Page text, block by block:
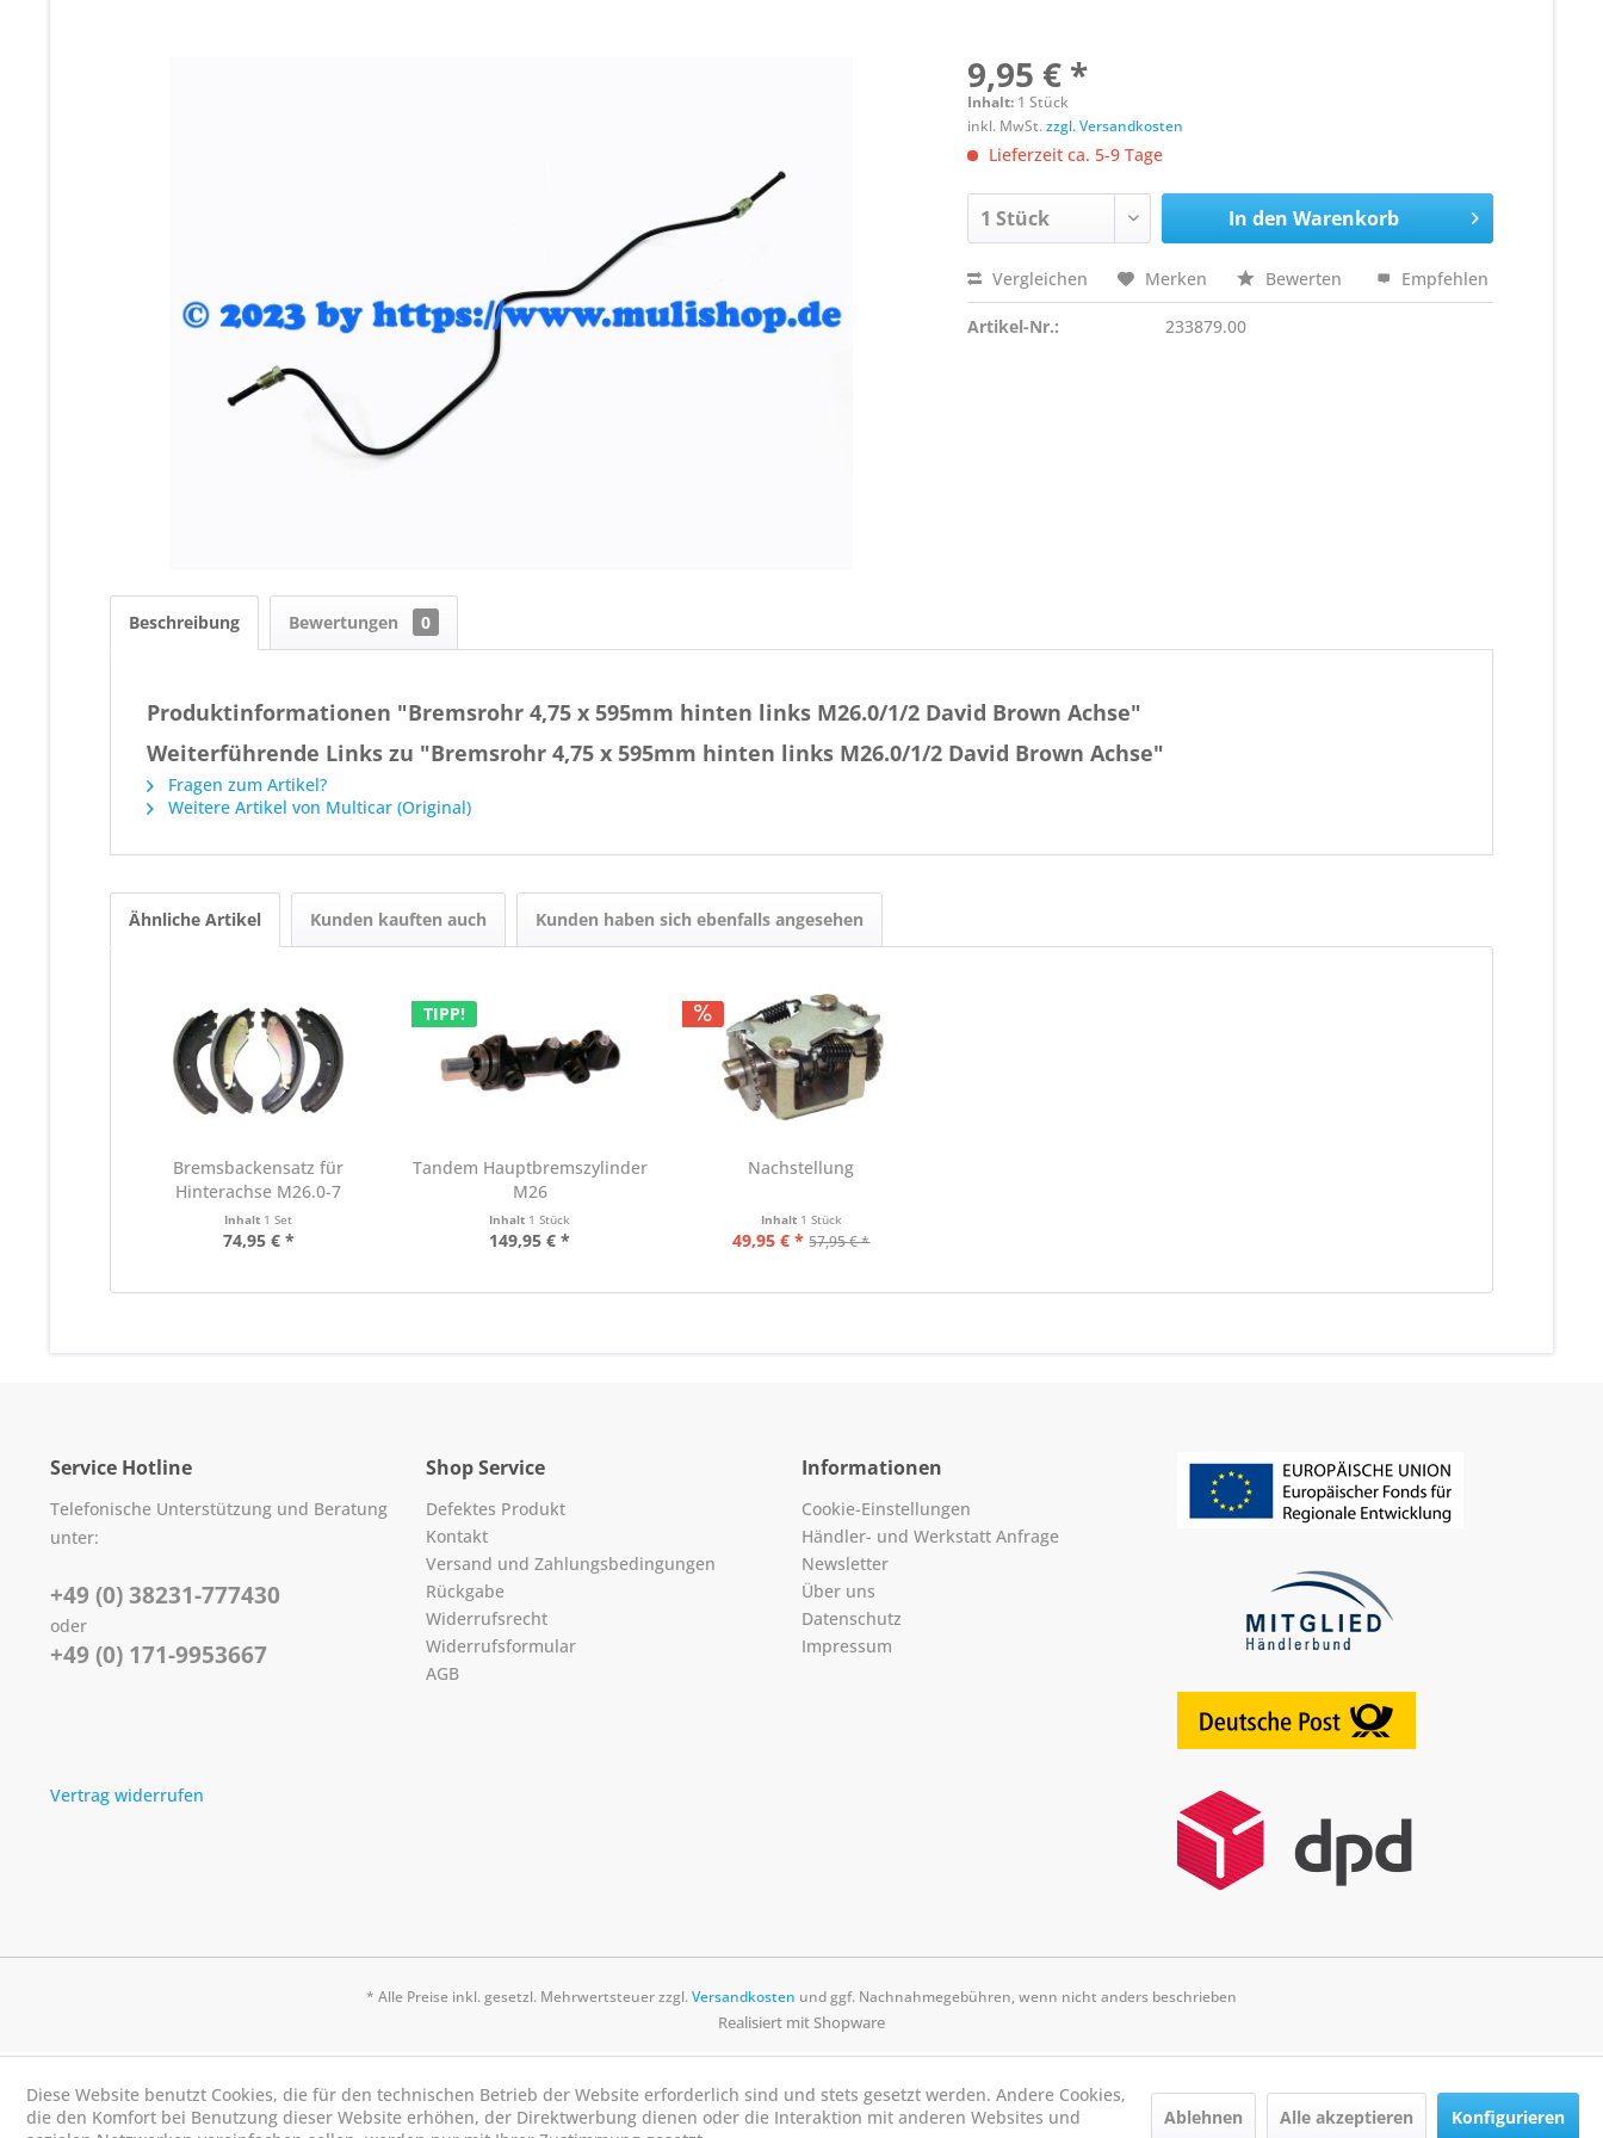
9,95 € *
Inhalt: 1 Stück
inkl. MwSt.zzgl. Versandkosten
Lieferzeit ca. 5-9 Tage
In den Warenkorb
Vergleichen Merken Bewerten Empfehlen
Artikel-Nr.: 233879.00
Beschreibung Bewertungen 0
Produktinformationen "Bremsrohr 4,75 x 595mm hinten links M26.0/1/2 David Brown Achse"
Weiterführende Links zu "Bremsrohr 4,75 x 595mm hinten links M26.0/1/2 David Brown Achse"
Fragen zum Artikel?
Weitere Artikel von Multicar (Original)
Ähnliche Artikel Kunden kauften auch Kunden haben sich ebenfalls angesehen
Bremsbackensatz für
Hinterachse M26.0-7
Inhalt 1 Set
74,95 € *
TIPP!
Tandem Hauptbremszylinder
M26
Inhalt 1 Stück
149,95 € *
Nachstellung
Inhalt 1 Stück
49,95 € * 57,95 € *
Service Hotline
Telefonische Unterstützung und Beratung
unter:
+49 (0) 38231-777430
oder
+49 (0) 171-9953667
Vertrag widerrufen
Shop Service
Defektes Produkt
Kontakt
Versand und Zahlungsbedingungen
Rückgabe
Widerrufsrecht
Widerrufsformular
AGB
Informationen
Cookie-Einstellungen
Händler- und Werkstatt Anfrage
Newsletter
Über uns
Datenschutz
Impressum
* Alle Preise inkl. gesetzl. Mehrwertsteuer zzgl.Versandkosten und ggf. Nachnahmegebühren, wenn nicht anders beschrieben
Realisiert mit Shopware
Diese Website benutzt Cookies, die für den technischen Betrieb der Website erforderlich sind und stets gesetzt werden. Andere Cookies,
die den Komfort bei Benutzung dieser Website erhöhen, der Direktwerbung dienen oder die Interaktion mit anderen Websites und
Ablehnen Alle akzeptieren Konfigurieren